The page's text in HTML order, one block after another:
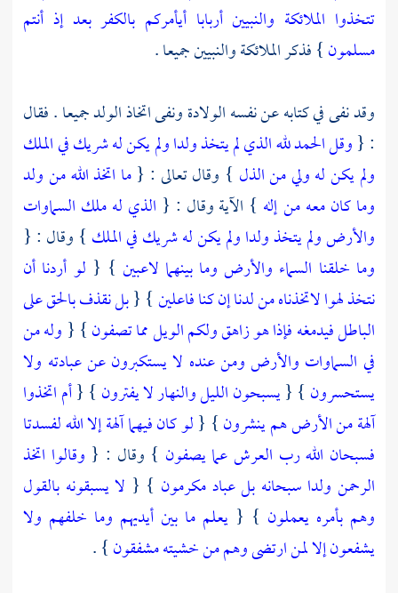
تتخذوا الملائكة والنبيين أربابا أيأمركم بالكفر بعد إذ أنتم
مسلمون} فذكر الملائكة والنبيين جميعا .
وقد نفى في كتابه عن نفسه الولادة ونفى اتخاذ الولد جميعا . فقال
: {وقل الحمد لله الذي لم يتخذ ولدا ولم يكن له شريك في الملك
ولم يكن له ولي من الذل } وقال تعالى : {ما اتخذ الله من ولد
وما كان معه من إله } الآية وقال : { الذي له ملك السماوات
والأرض ولم يتخذ ولدا ولم يكن له شريك في الملك } وقال : {
وما خلقنا السماء والأرض وما بينهما لاعبين } { لو أردنا أن
نتخذ لهوا لاتخذناه من لدنا إن كنا فاعلين} {بل نقذف بالحق على
الباطل فيدمغه فإذا هو زاهق ولكم الويل مما تصفون} { وله من
في السماوات والأرض ومن عنده لا يستكبرون عن عبادته ولا
يستحسرون } {يسبحون الليل والنهار لا يفترون } {أم اتخذوا
آلهة من الأرض هم ينشرون} {لو كان فيهما آلهة إلا الله لفسدتا
فسبحان الله رب العرش عما يصفون } وقال : { وقالوا اتخذ
الرحمن ولدا سبحانه بل عباد مكرمون } { لا يسبقونه بالقول
وهم بأمره يعملون } {يعلم ما بين أيديهم وما خلفهم ولا
يشفعون إلا لمن ارتضى وهم من خشيته مشفقون} .